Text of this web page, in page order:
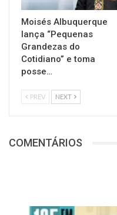
Moisés Albuquerque
lança “Pequenas
Grandezas do
Cotidiano” e toma
posse…
PREV NEXT
COMENTÁRIOS